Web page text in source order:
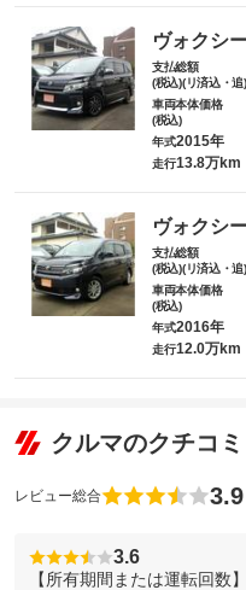
ヴォクシ
支払総額
(税込)(リ済込・追)
車両本体価格
(税込)
年式2015年
走行13.8万km
ヴォクシ
支払総額
(税込)(リ済込・追)
車両本体価格
(税込)
年式2016年
走行12.0万km
クルマのクチコミ
レビュー総合 3.9
3.6
【所有期間または運転